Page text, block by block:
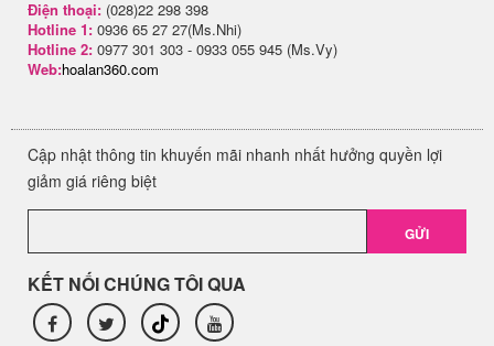
Điện thoại: (028)22 298 398
Hotline 1: 0936 65 27 27(Ms.Nhi)
Hotline 2: 0977 301 303 - 0933 055 945 (Ms.Vy)
Web:hoalan360.com
Cập nhật thông tin khuyến mãi nhanh nhất hưởng quyền lợi
giảm giá riêng biệt
GỬI
KẾT NỐI CHÚNG TÔI QUA